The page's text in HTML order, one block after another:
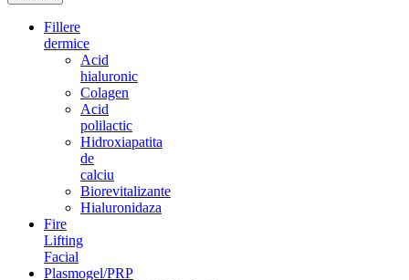
Fillere
dermice
Acid
hialuronic
Colagen
Acid
polilactic
Hidroxiapatita
de
calciu
Biorevitalizante
Hialuronidaza
Fire
Lifting
Facial
Plasmogel/PRP